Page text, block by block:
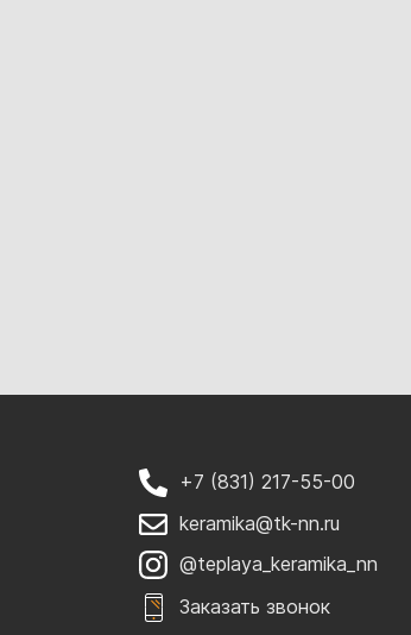
+7 (831) 217-55-00
keramika@tk-nn.ru
@teplaya_keramika_nn
Заказать звонок